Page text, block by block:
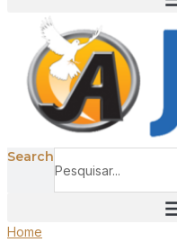
Search
Home